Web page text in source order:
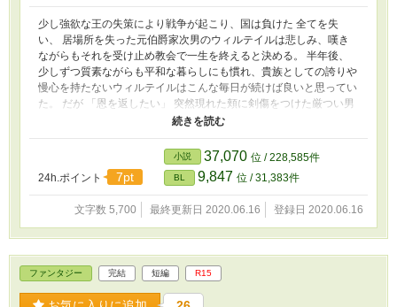
少し強欲な王の失策により戦争が起こり、国は負けた 全てを失
い、 居場所を失った元伯爵家次男のウィルテイルは悲しみ、嘆き
ながらもそれを受け止め教会で一生を終えると決める。 半年後、
少しずつ質素ながらも平和な暮らしにも慣れ、貴族としての誇りや
慢心を持たないウィルテイルはこんな毎日が続けば良いと思ってい
た。 だが 「恩を返したい」 突然現れた頬に剣傷をつけた厳つい男
は右も左もわからない僕を横抱きに抱え連れ出す。 少し歪んだ一
方的な愛を送る男と、奇跡的に受け取れた男の少し危うい馴れ初め
※※※ ６月１６日一花BL企画に参加致しました！ 花のテーマは月
下香&ナツツバキです！
24h.ポイント
7pt
小説 37,070 位 / 228,585件
BL 9,847 位 / 31,383件
文字数 5,700 最終更新日 2020.06.16 登録日 2020.06.16
ファンタジー 完結 短編 R15